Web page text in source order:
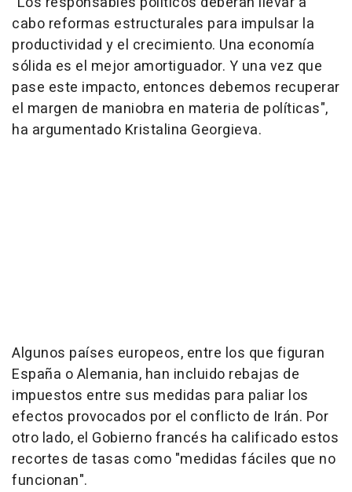
cabo reformas estructurales para impulsar la
productividad y el crecimiento. Una economía
sólida es el mejor amortiguador. Y una vez que
pase este impacto, entonces debemos recuperar
el margen de maniobra en materia de políticas",
ha argumentado Kristalina Georgieva.
Algunos países europeos, entre los que figuran
España o Alemania, han incluido rebajas de
impuestos entre sus medidas para paliar los
efectos provocados por el conflicto de Irán. Por
otro lado, el Gobierno francés ha calificado estos
recortes de tasas como "medidas fáciles que no
funcionan".